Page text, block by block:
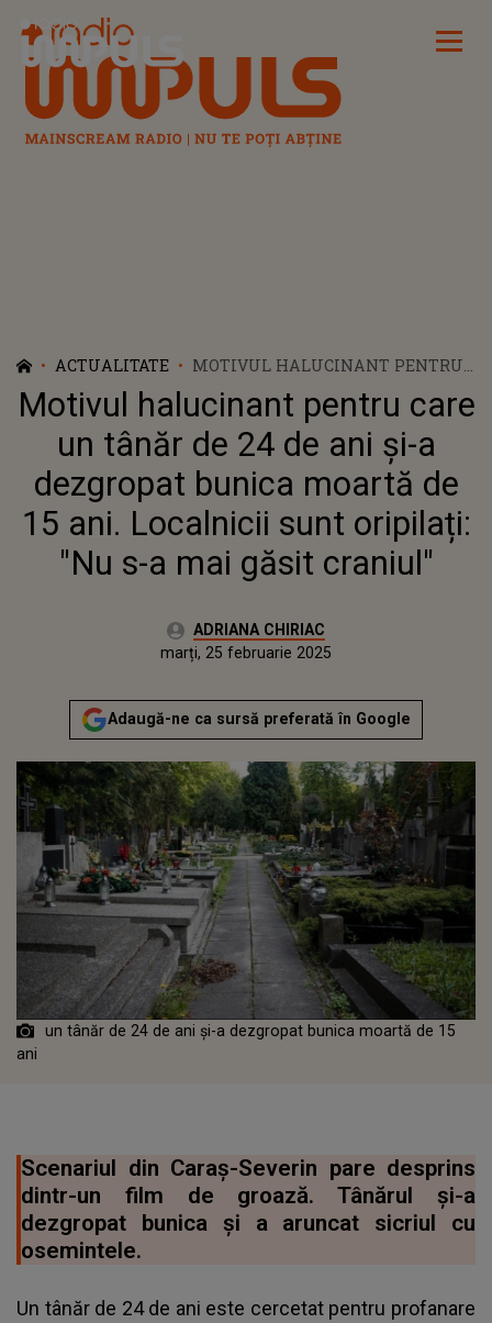
Radio Impuls
ACTUALITATE
MOTIVUL HALUCINANT PENTRU
CARE UN TÂNĂR DE 24 DE ANI ȘI-A
DEZGROPAT BUNICA MOARTĂ DE
15 ANI. LOCALNICII SUNT
ORIPILAȚI: "NU S-A MAI GĂSIT
CRANIUL"
Motivul halucinant pentru care
un tânăr de 24 de ani și-a
dezgropat bunica moartă de
15 ani. Localnicii sunt oripilați:
"Nu s-a mai găsit craniul"
Autor:ADRIANA CHIRIAC
marți, 25 februarie 2025Actualizat:
marți, 25 februarie 2025
Adaugă-ne ca sursă preferată în Google
un tânăr de 24 de ani și-a dezgropat bunica moartă de 15
ani
Scenariul din Caraș-Severin pare desprins
dintr-un film de groază. Tânărul și-a
dezgropat bunica și a aruncat sicriul cu
osemintele.
Un tânăr de 24 de ani este cercetat pentru profanare